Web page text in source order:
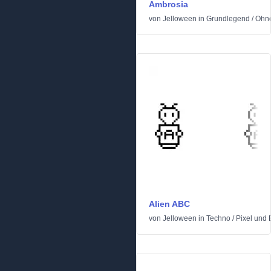
Ambrosia
von Jelloween in Grundlegend /
Alien ABC
von Jelloween in Techno / Pixel und